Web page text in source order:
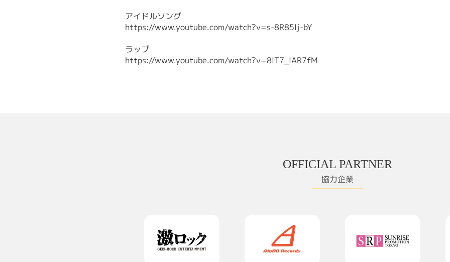
アイドルソング
https://www.youtube.com/watch?v=s-8R85Ij-bY
ラップ
https://www.youtube.com/watch?v=8lT7_lAR7fM
OFFICIAL PARTNER
協力企業